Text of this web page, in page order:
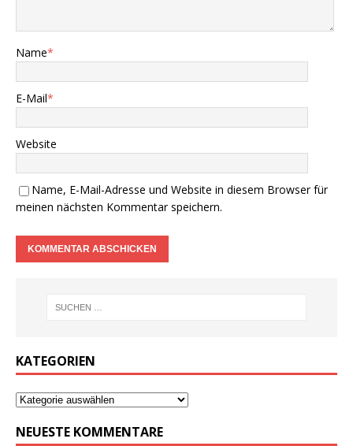
Name*
E-Mail*
Website
Name, E-Mail-Adresse und Website in diesem Browser für
meinen nächsten Kommentar speichern.
KATEGORIEN
NEUESTE KOMMENTARE